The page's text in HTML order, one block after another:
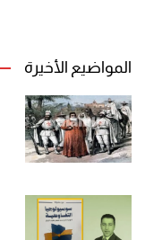
المواضيع الأخيرة